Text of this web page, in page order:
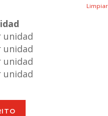
Limpiar
unidad
unidad
unidad
unidad